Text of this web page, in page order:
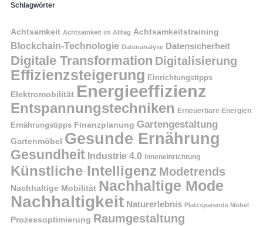
Schlagwörter
Achtsamkeit Achtsamkeit im Alltag Achtsamkeitstraining
Blockchain-Technologie Datenanalyse Datensicherheit
Digitale Transformation Digitalisierung
Effizienzsteigerung Einrichtungstipps
Elektromobilität Energieeffizienz
Entspannungstechniken Erneuerbare Energien
Ernährungstipps Finanzplanung Gartengestaltung
Gartenmöbel Gesunde Ernährung
Gesundheit Industrie 4.0 Inneneinrichtung
Künstliche Intelligenz Modetrends
Nachhaltige Mobilität Nachhaltige Mode
Nachhaltigkeit Naturerlebnis Platzsparende Möbel
Prozessoptimierung Raumgestaltung